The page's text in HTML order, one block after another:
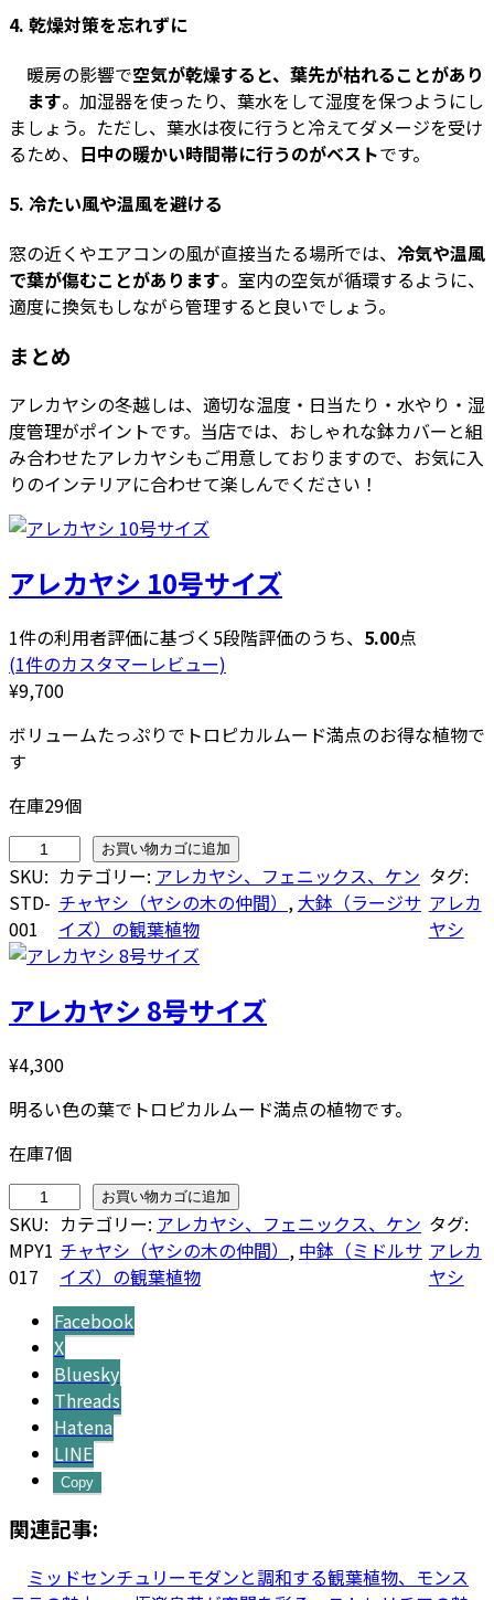
4. 乾燥対策を忘れずに
暖房の影響で空気が乾燥すると、葉先が枯れることがあり
ます。加湿器を使ったり、葉水をして湿度を保つようにし
ましょう。ただし、葉水は夜に行うと冷えてダメージを受け
るため、 日中の暖かい時間帯に行うのがベストです。
5. 冷たい風や温風を避ける
窓の近くやエアコンの風が直接当たる場所では、 冷気や温風
で葉が傷むことがあります。室内の空気が循環するように、
適度に換気もしながら管理すると良いでしょう。
まとめ
アレカヤシの冬越しは、適切な温度・日当たり・水やり・湿
度管理がポイントです。当店では、おしゃれな鉢カバーと組
み合わせたアレカヤシもご用意しておりますので、お気に入
りのインテリアに合わせて楽しんでください！
アレカヤシ 10号サイズ
1件の利用者評価に基づく5段階評価のうち、 5.00点
(1件のカスタマーレビュー)
¥9,700
ボリュームたっぷりでトロピカルムード満点のお得な植物で
す
在庫29個
レ
カ
ヤ
シ
0
号
サ
ズ
個
お買い物カゴに追加
SKU:
STD-
001
カテゴリー: アレカヤシ、フェニックス、ケン
チャヤシ（ヤシの木の仲間） , 大鉢（ラージサ
イズ）の観葉植物
タグ:
アレカ
ヤシ
アレカヤシ 8号サイズ
¥4,300
明るい色の葉でトロピカルムード満点の植物です。
在庫7個
レ
カ
ヤ
お買い物カゴに追加
SKU:
MPY1
017
カテゴリー: アレカヤシ、フェニックス、ケン
チャヤシ（ヤシの木の仲間） , 中鉢（ミドルサ
イズ）の観葉植物
タグ:
アレカ
ヤシ
Facebook
X
Bluesky
Threads
Hatena
LINE
Copy
関連記事:
ミッドセンチュリーモダンと調和する観葉植物、モンス